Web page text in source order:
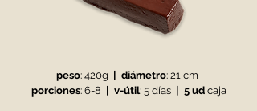
peso: 420g diámetro: 21 cm
porciones: 6-8 v-útil: 5 días | 5 udcaja